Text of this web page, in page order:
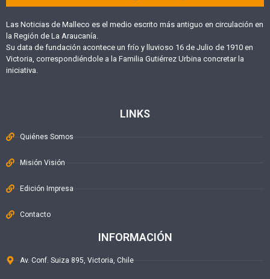
Las Noticias de Malleco es el medio escrito más antiguo en circulación en
la Región de La Araucanía.
Su data de fundación acontece un frío y lluvioso 16 de Julio de 1910 en
Victoria, correspondiéndole a la Familia Gutiérrez Urbina concretar la
iniciativa.
LINKS
Quiénes Somos
Misión Visión
Edición Impresa
Contacto
INFORMACIÓN
Av. Conf. Suiza 895, Victoria, Chile